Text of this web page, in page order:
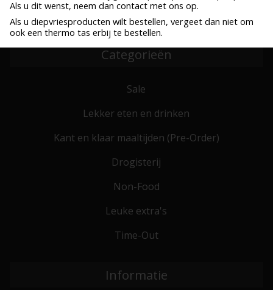
Als u dit wenst, neem dan contact met ons op.
Als u diepvriesproducten wilt bestellen, vergeet dan niet om
ook een thermo tas erbij te bestellen.
Bestel voor 10:00, zelfde werkdag verzonden
Verzenden al vanaf € 6,25
Categorieën
Sale
Lekker eten en drinken
Kant en klaar maaltijden (Pre-Order)
Drogisterij
Non-Food
Leuke extra's
Time-Out
Informatie